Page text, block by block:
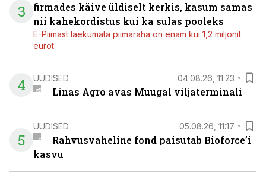
3
firmades käive üldiselt kerkis, kasum samas
nii kahekordistus kui ka sulas pooleks
E-Piimast laekumata piimaraha on enam kui 1,2 miljonit
eurot
4 UUDISED 04.08.26, 11:23
Linas Agro avas Muugal viljaterminali
5
UUDISED 05.08.26, 11:17
Rahvusvaheline fond paisutab Bioforce’i
kasvu